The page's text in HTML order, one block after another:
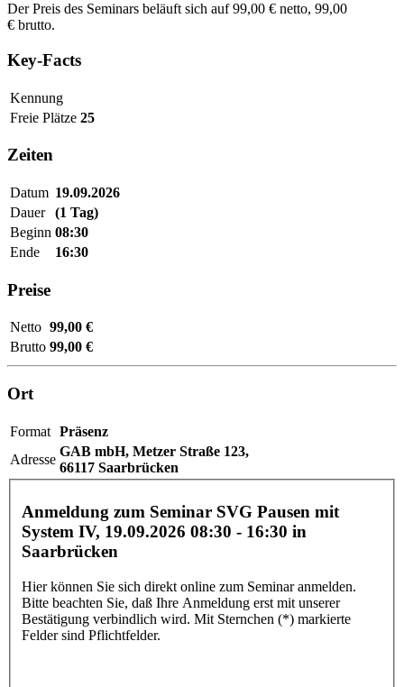
Der Preis des Seminars beläuft sich auf 99,00 € netto, 99,00
€ brutto.
Key-Facts
Kennung
Freie Plätze 25
Zeiten
Datum 19.09.2026
Dauer
(1 Tag)
Beginn 08:30
Ende
16:30
Preise
Netto 99,00 €
Brutto 99,00 €
Ort
Format Präsenz
Adresse
GAB mbH, Metzer Straße 123,
66117 Saarbrücken
Anmeldung zum Seminar SVG Pausen mit
System IV, 19.09.2026 08:30 - 16:30 in
Saarbrücken
Hier können Sie sich direkt online zum Seminar anmelden.
Bitte beachten Sie, daß Ihre Anmeldung erst mit unserer
Bestätigung verbindlich wird. Mit Sternchen (*) markierte
Felder sind Pflichtfelder.